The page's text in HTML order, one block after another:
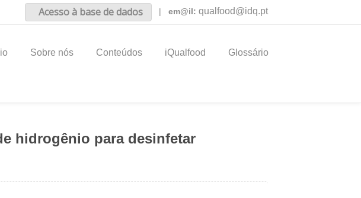
Acesso à base de dados | em@il: qualfood@idq.pt
Sobre nós Conteúdos iQualfood Glossário
hidrogênio para desinfetar